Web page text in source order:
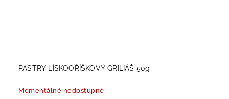
PASTRY LÍSKOOŘÍŠKOVÝ GRILIÁŠ 50g
Momentálně nedostupné